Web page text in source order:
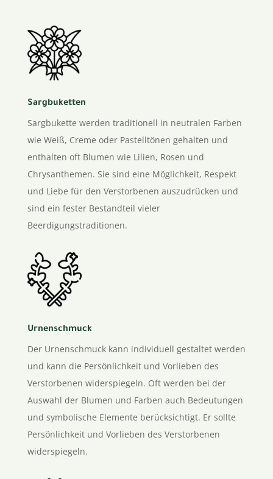
Sargbuketten
Sargbukette werden traditionell in neutralen Farben
wie Weiß, Creme oder Pastelltönen gehalten und
enthalten oft Blumen wie Lilien, Rosen und
Chrysanthemen. Sie sind eine Möglichkeit, Respekt
und Liebe für den Verstorbenen auszudrücken und
sind ein fester Bestandteil vieler
Beerdigungstraditionen.
Urnenschmuck
Der Urnenschmuck kann individuell gestaltet werden
und kann die Persönlichkeit und Vorlieben des
Verstorbenen widerspiegeln. Oft werden bei der
Auswahl der Blumen und Farben auch Bedeutungen
und symbolische Elemente berücksichtigt. Er sollte
Persönlichkeit und Vorlieben des Verstorbenen
widerspiegeln.